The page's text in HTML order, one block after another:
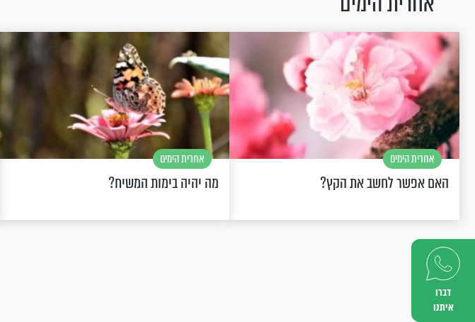
דברו
איתנו
אחרית הימים
האם אפשר לחשב את הקץ?
אחרית הימים
מה יהיה בימות המשיח?